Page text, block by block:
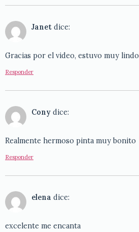
Janet dice:
Gracias por el video, estuvo muy lindo
Responder
Cony dice:
Realmente hermoso pinta muy bonito
Responder
elena dice:
excelente me encanta